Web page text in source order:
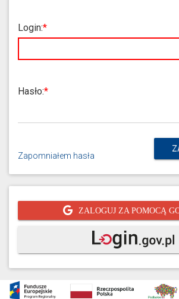
Login:
Hasło:
Zapomniałem hasła
ZALOGUJ ZA POMOCĄ